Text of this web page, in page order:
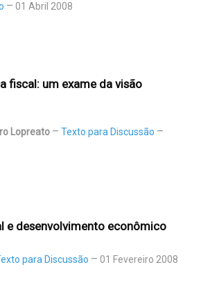
01 Abril 2008
fiscal: um exame da visão
Lopreato
Texto para Discussão
e desenvolvimento econômico
para Discussão 01 Fevereiro 2008